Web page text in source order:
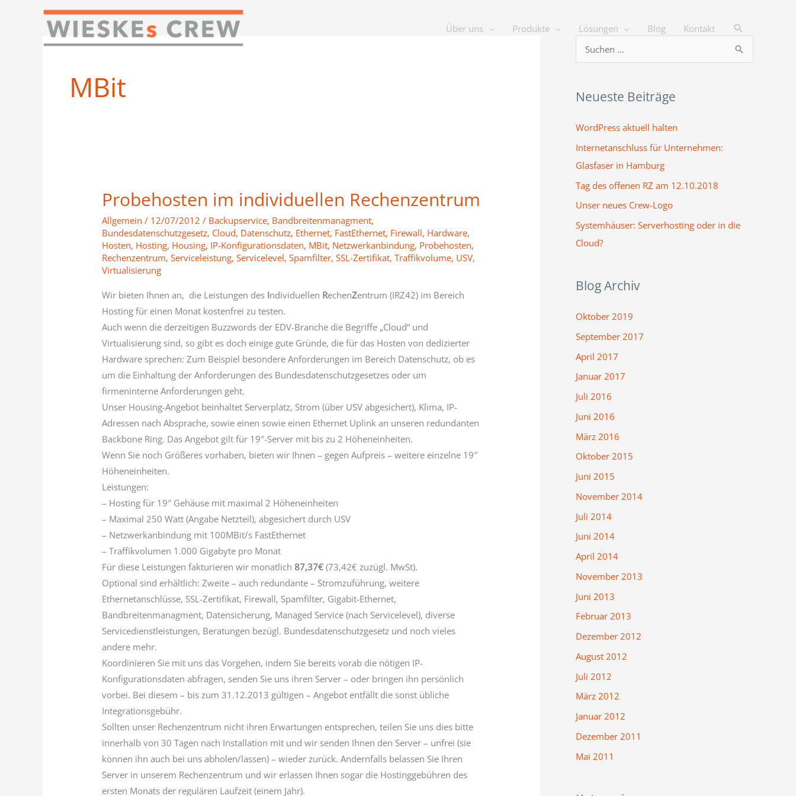
Über uns Produkte Lösungen Blog Kontakt Suchen
MBit
Probehosten im individuellen Rechenzentrum
Allgemein / 12/07/2012/ Backupservice, Bandbreitenmanagment,
Bundesdatenschutzgesetz, Cloud, Datenschutz, Ethernet, FastEthernet, Firewall, Hardware,
Hosten, Hosting, Housing, IP-Konfigurationsdaten, MBit, Netzwerkanbindung, Probehosten,
Rechenzentrum,Serviceleistung,Servicelevel,Spamfilter,SSL-Zertifikat,Traffikvolume, USV,
Virtualisierung
Wir bieten Ihnen an, die Leistungen des Individuellen RechenZentrum (IRZ42) im Bereich
Hosting für einen Monat kostenfrei zu testen.
Auch wenn die derzeitigen Buzzwords der EDV-Branche die Begriffe „Cloud“ und
Virtualisierung sind, so gibt es doch einige gute Gründe, die für das Hosten von dedizierter
Hardware sprechen: Zum Beispiel besondere Anforderungen im Bereich Datenschutz, ob es
um die Einhaltung der Anforderungen des Bundesdatenschutzgesetzes oder um
firmeninterne Anforderungen geht.
Unser Housing-Angebot beinhaltet Serverplatz, Strom (über USV abgesichert), Klima, IP-
Adressen nach Absprache, sowie einen sowie einen Ethernet Uplink an unseren redundanten
Backbone Ring. Das Angebot gilt für 19″-Server mit bis zu 2 Höheneinheiten.
Wenn Sie noch Größeres vorhaben, bieten wir Ihnen – gegen Aufpreis – weitere einzelne 19″
Höheneinheiten.
Leistungen:
– Hosting für 19″ Gehäuse mit maximal 2 Höheneinheiten
– Maximal 250 Watt (Angabe Netzteil), abgesichert durch USV
– Netzwerkanbindung mit 100MBit/s FastEthernet
– Traffikvolumen 1.000 Gigabyte pro Monat
Für diese Leistungen fakturieren wir monatlich87,37€ (73,42€ zuzügl. MwSt).
Optional sind erhältlich: Zweite – auch redundante – Stromzuführung, weitere
Ethernetanschlüsse, SSL-Zertifikat, Firewall, Spamfilter, Gigabit-Ethernet,
Bandbreitenmanagment, Datensicherung, Managed Service (nach Servicelevel), diverse
Servicedienstleistungen, Beratungen bezügl. Bundesdatenschutzgesetz und noch vieles
andere mehr.
Koordinieren Sie mit uns das Vorgehen, indem Sie bereits vorab die nötigen IP-
Konfigurationsdaten abfragen, senden Sie uns ihren Server – oder bringen ihn persönlich
vorbei. Bei diesem – bis zum 31.12.2013 gültigen – Angebot entfällt die sonst übliche
Integrationsgebühr.
Sollten unser Rechenzentrum nicht ihren Erwartungen entsprechen, teilen Sie uns dies bitte
innerhalb von 30 Tagen nach Installation mit und wir senden Ihnen den Server – unfrei (sie
können ihn auch bei uns abholen/lassen) – wieder zurück. Andernfalls belassen Sie Ihren
Server in unserem Rechenzentrum und wir erlassen Ihnen sogar die Hostinggebühren des
ersten Monats der regulären Laufzeit (einem Jahr).
Probehosten
individuellen
Rechenzentrum
h
e
h
:
Neueste Beiträge
WordPress aktuell halten
Internetanschluss für Unternehmen:
Glasfaser in Hamburg
Tag des offenen RZ am 12.10.2018
Unser neues Crew-Logo
Systemhäuser: Serverhosting oder in die
Cloud?
Blog Archiv
Oktober 2019
September 2017
April 2017
Januar 2017
Juli 2016
Juni 2016
März 2016
Oktober 2015
Juni 2015
November 2014
Juli 2014
Juni 2014
April 2014
November 2013
Juni 2013
Februar 2013
Dezember 2012
August 2012
Juli 2012
März 2012
Januar 2012
Dezember 2011
Mai 2011